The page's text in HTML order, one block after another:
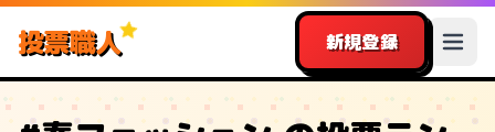
投票職人 新規登録